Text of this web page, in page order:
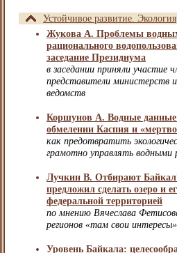
Устойчивое развитие. Экология
Жукова А. Проблемы
рационального
заседание Президиума
в заседании приняли
представители министерств
ведомств
Коршунов А. Водные
обмелении Каспия и
как предотвратить
грамотно управлять водными
Лучкин В. Отбирают
предложил сделать озеро и
федеральной территорией
по мнению Вячеслава
регионов «там свои интересы»
Уровень Байкала: